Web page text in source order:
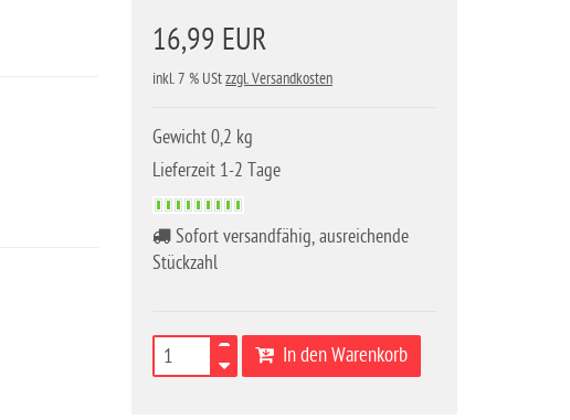
16,99 EUR
inkl. 7 % UStzzgl. Versandkosten
Gewicht 0,2 kg
Lieferzeit 1-2 Tage
Sofort versandfähig, ausreichende
Stückzahl
In den Warenkorb